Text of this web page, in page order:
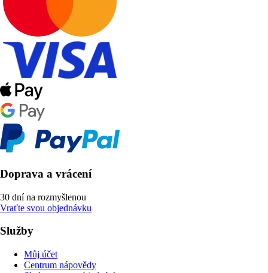
Doprava a vrácení
30 dní na rozmyšlenou
Vraťte svou objednávku
Služby
Můj účet
Centrum nápovědy